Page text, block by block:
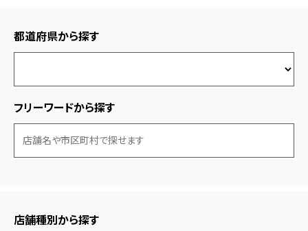
都道府県から探す
フリーワードから探す
店舗種別から探す